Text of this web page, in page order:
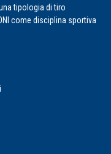
tipologia di tiro
come disciplina sportiva